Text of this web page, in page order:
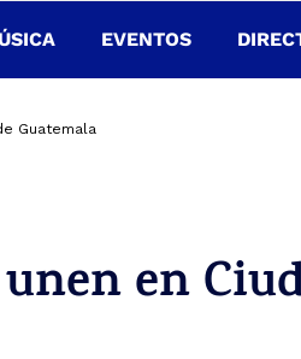
EVENTOS
Guatemala
en